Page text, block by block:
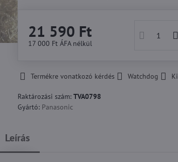
21 590 Ft
17 000 Ft ÁFA nélkül
Termékre vonatkozó kérdés Watchdog
Raktározási szám: TVA0798
Gyártó: Panasonic
Leírás